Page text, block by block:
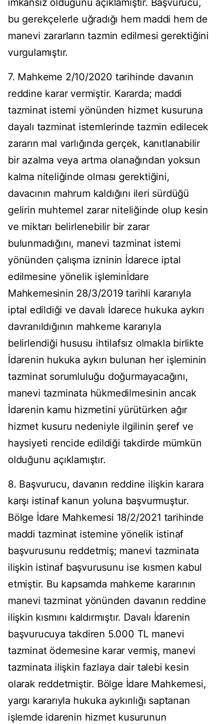
imkânsız olduğunu açıklamıştır. Başvurucu,
bu gerekçelerle uğradığı hem maddi hem de
manevi zararların tazmin edilmesi gerektiğini
vurgulamıştır.
7. Mahkeme 2/10/2020 tarihinde davanın
reddine karar vermiştir. Kararda; maddi
tazminat istemi yönünden hizmet kusuruna
dayalı tazminat istemlerinde tazmin edilecek
zararın mal varlığında gerçek, kanıtlanabilir
bir azalma veya artma olanağından yoksun
kalma niteliğinde olması gerektiğini,
davacının mahrum kaldığını ileri sürdüğü
gelirin muhtemel zarar niteliğinde olup kesin
ve miktarı belirlenebilir bir zarar
bulunmadığını, manevi tazminat istemi
yönünden çalışma izninin İdarece iptal
edilmesine yönelik işleminİdare
Mahkemesinin 28/3/2019 tarihli kararıyla
iptal edildiği ve davalı İdarece hukuka aykırı
davranıldığının mahkeme kararıyla
belirlendiği hususu ihtilafsız olmakla birlikte
İdarenin hukuka aykırı bulunan her işleminin
tazminat sorumluluğu doğurmayacağını,
manevi tazminata hükmedilmesinin ancak
İdarenin kamu hizmetini yürütürken ağır
hizmet kusuru nedeniyle ilgilinin şeref ve
haysiyeti rencide edildiği takdirde mümkün
olduğunu açıklamıştır.
8. Başvurucu, davanın reddine ilişkin karara
karşı istinaf kanun yoluna başvurmuştur.
Bölge İdare Mahkemesi 18/2/2021 tarihinde
maddi tazminat istemine yönelik istinaf
başvurusunu reddetmiş; manevi tazminata
ilişkin istinaf başvurusunu ise kısmen kabul
etmiştir. Bu kapsamda mahkeme kararının
manevi tazminat yönünden davanın reddine
ilişkin kısmını kaldırmıştır. Davalı İdarenin
başvurucuya takdiren 5.000 TL manevi
tazminat ödemesine karar vermiş, manevi
tazminata ilişkin fazlaya dair talebi kesin
olarak reddetmiştir. Bölge İdare Mahkemesi,
yargı kararıyla hukuka aykırılığı saptanan
işlemde idarenin hizmet kusurunun